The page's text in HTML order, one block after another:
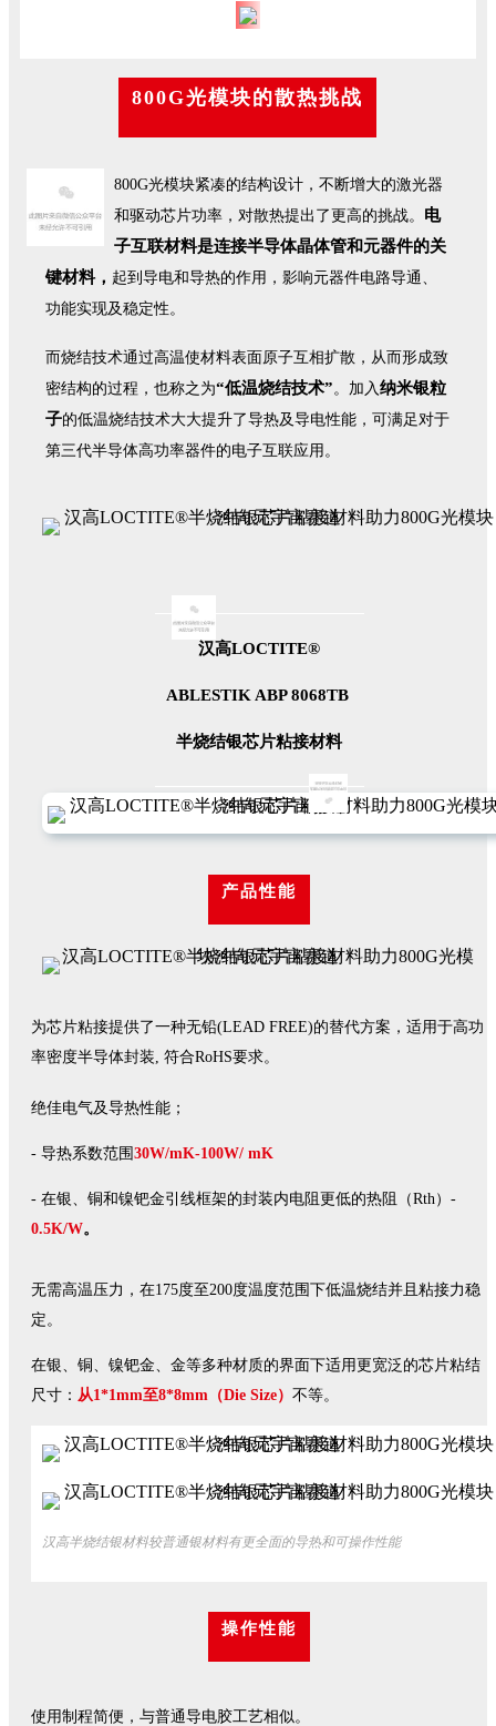
800G光模块的散热挑战
800G光模块紧凑的结构设计，不断增大的激光器
和驱动芯片功率，对散热提出了更高的挑战。 电
子互联材料是连接半导体晶体管和元器件的关
键材料， 起到导电和导热的作用，影响元器件电路导通、
功能实现及稳定性。
而烧结技术通过高温使材料表面原子互相扩散，从而形成致
密结构的过程，也称之为“低温烧结技术”。加入纳米银粒
子的低温烧结技术大大提升了导热及导电性能，可满足对于
第三代半导体高功率器件的电子互联应用。
汉高LOCTITE®
ABLESTIK ABP 8068TB
半烧结银芯片粘接材料
产品性能
为芯片粘接提供了一种无铅(LEAD FREE)的替代方案，适用于高功
率密度半导体封装, 符合RoHS要求。
绝佳电气及导热性能；
- 导热系数范围 30W/mK-100W/ mK
- 在银、铜和镍钯金引线框架的封装内电阻更低的热阻（Rth）-
0.5K/W。
无需高温压力，在175度至200度温度范围下低温烧结并且粘接力稳
定。
在银、铜、镍钯金、金等多种材质的界面下适用更宽泛的芯片粘结
尺寸： 从1*1mm至8*8mm（Die Size） 不等。
汉高半烧结银材料较普通银材料有更全面的导热和可操作性能
操作性能
使用制程简便，与普通导电胶工艺相似。